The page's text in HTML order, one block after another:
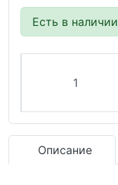
Есть в наличии
Описание